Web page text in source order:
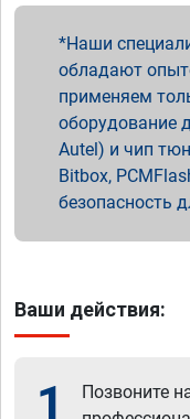
Наши
обладают
применяем
оборудование
Autel) и чип
Bitbox,
безопасность
Ваши действия:
1 Позвоните